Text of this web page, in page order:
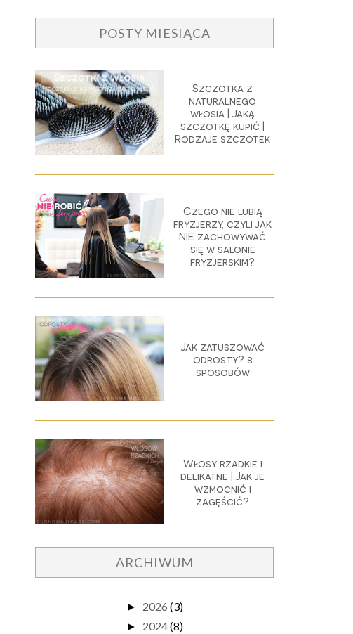
POSTY MIESIĄCA
Szczotka z
naturalnego
włosia | Jaką
szczotkę kupić |
Rodzaje szczotek
Czego nie lubią
fryzjerzy, czyli jak
NIE zachowywać
się w salonie
fryzjerskim?
Jak zatuszować
odrosty? 8
sposobów
Włosy rzadkie i
delikatne | Jak je
wzmocnić i
zagęścić?
ARCHIWUM
► 2026 (3)
► 2024(8)